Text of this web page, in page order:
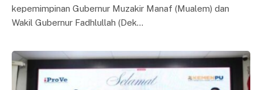
kepemimpinan Gubernur Muzakir Manaf (Mualem) dan
Wakil Gubernur Fadhlullah (Dek…